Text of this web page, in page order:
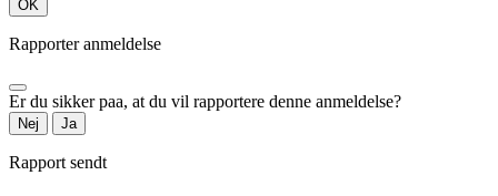
OK
Rapporter anmeldelse
Er du sikker paa, at du vil rapportere denne anmeldelse?
Nej Ja
Rapport sendt